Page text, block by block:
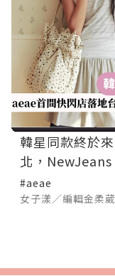
韓星同款終於
北，
#aeae
女子漾／編輯金柔葳